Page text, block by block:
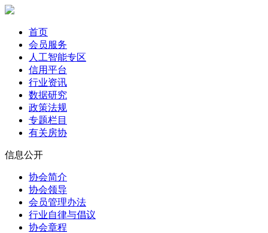
首页
会员服务
人工智能专区
信用平台
行业资讯
数据研究
政策法规
专题栏目
有关房协
信息公开
协会简介
协会领导
会员管理办法
行业自律与倡议
协会章程